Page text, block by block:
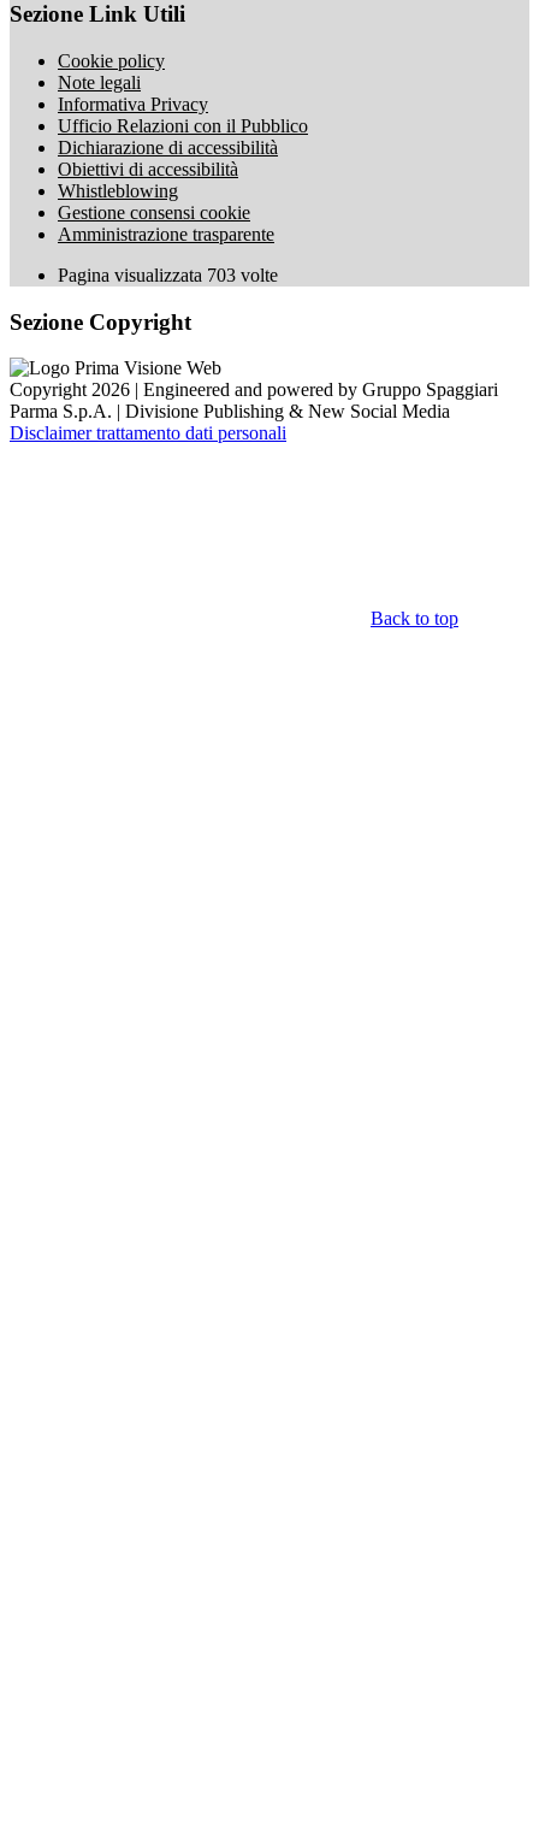
Sezione Link Utili
Cookie policy
Note legali
Informativa Privacy
Ufficio Relazioni con il Pubblico
Dichiarazione di accessibilità
Obiettivi di accessibilità
Whistleblowing
Gestione consensi cookie
Amministrazione trasparente
Pagina visualizzata 703 volte
Sezione Copyright
Copyright 2026 | Engineered and powered by Gruppo Spaggiari
Parma S.p.A. | Divisione Publishing & New Social Media
Disclaimer trattamento dati personali
Back to top